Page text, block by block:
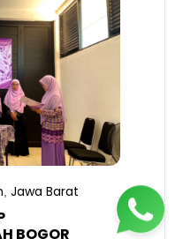
Jawa Barat
BOGOR